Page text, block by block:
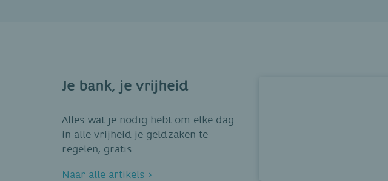
Je bank, je vrijheid
Alles wat je nodig hebt om elke dag
in alle vrijheid je geldzaken te
regelen, gratis.
Naar alle artikels ›